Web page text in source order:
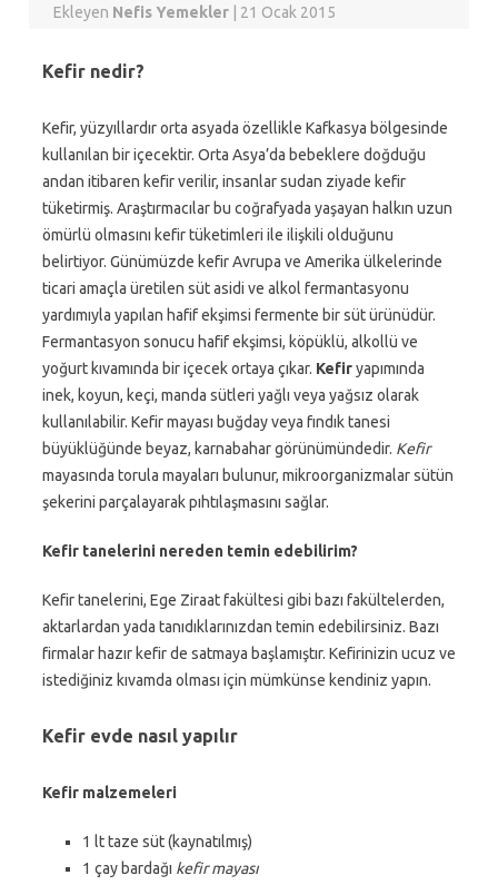
Ekleyen Nefis Yemekler 21 Ocak 2015
Kefir nedir?
Kefir, yüzyıllardır orta asyada özellikle Kafkasya bölgesinde
kullanılan bir içecektir. Orta Asya’da bebeklere doğduğu
andan itibaren kefir verilir, insanlar sudan ziyade kefir
tüketirmiş. Araştırmacılar bu coğrafyada yaşayan halkın uzun
ömürlü olmasını kefir tüketimleri ile ilişkili olduğunu
belirtiyor. Günümüzde kefir Avrupa ve Amerika ülkelerinde
ticari amaçla üretilen süt asidi ve alkol fermantasyonu
yardımıyla yapılan hafif ekşimsi fermente bir süt ürünüdür.
Fermantasyon sonucu hafif ekşimsi, köpüklü, alkollü ve
yoğurt kıvamında bir içecek ortaya çıkar. Kefiryapımında
inek, koyun, keçi, manda sütleri yağlı veya yağsız olarak
kullanılabilir. Kefir mayası buğday veya fındık tanesi
büyüklüğünde beyaz, karnabahar görünümündedir. Kefir
mayasında torula mayaları bulunur, mikroorganizmalar sütün
şekerini parçalayarak pıhtılaşmasını sağlar.
Kefir tanelerini nereden temin edebilirim?
Kefir tanelerini, Ege Ziraat fakültesi gibi bazı fakültelerden,
aktarlardan yada tanıdıklarınızdan temin edebilirsiniz. Bazı
firmalar hazır kefir de satmaya başlamıştır. Kefirinizin ucuz ve
istediğiniz kıvamda olması için mümkünse kendiniz yapın.
Kefir evde nasıl yapılır
Kefir malzemeleri
1 lt taze süt (kaynatılmış)
1 çay bardağı kefir mayası